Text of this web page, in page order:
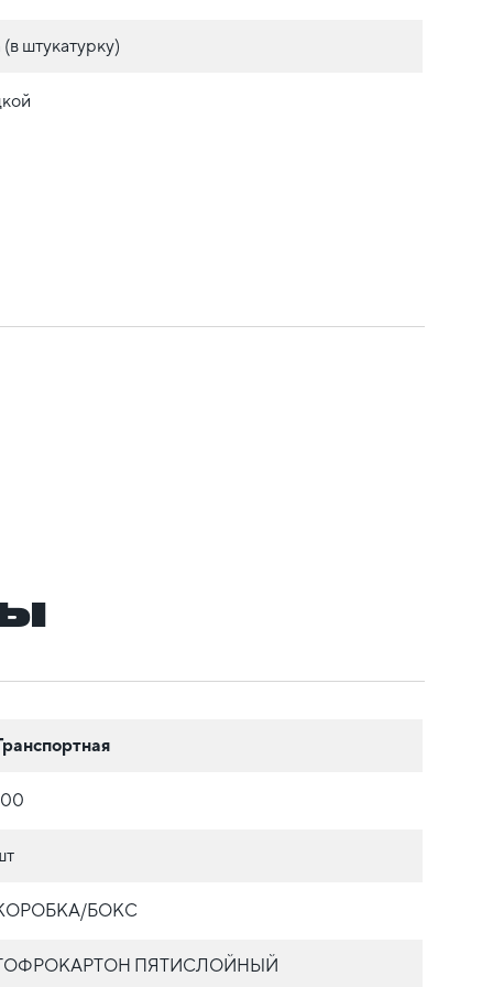
штукатурку)
БОКС
ПЯТИСЛОЙНЫЙ